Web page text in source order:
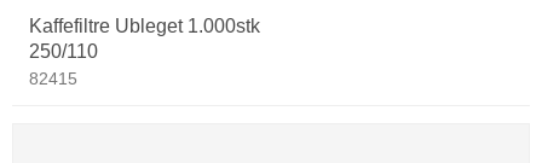
Kaffefiltre Ubleget 1.000stk
250/110
82415